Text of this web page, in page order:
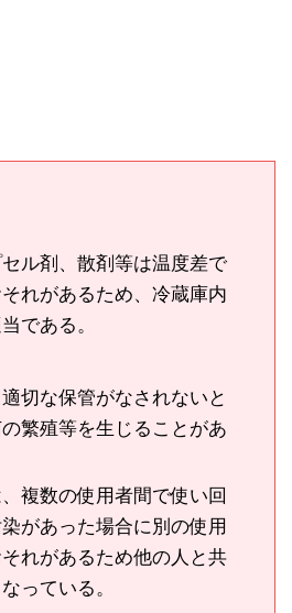
ル剤、散剤等は温度差で
れがあるため、冷蔵庫内
である。
切な保管がなされないと
繁殖等を生じることがあ
複数の使用者間で使い回
があった場合に別の使用
れがあるため他の人と共
っている。